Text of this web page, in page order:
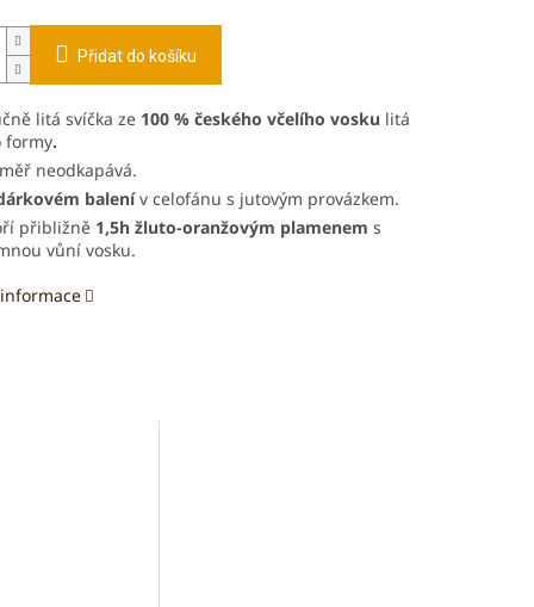
Přidat do košíku
litá svíčka ze 100 % českého včelího vosku litá
formy.
neodkapává.
balenív celofánu s jutovým provázkem.
přibližně 1,5h žluto-oranžovým plamenem s
vůní vosku.